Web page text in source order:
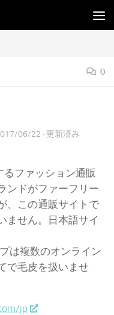
0
06/22 · 更新済み
るファッション通販
ンドがファーフリー
、この通販サイトで
ません。日本語サイ
は複数のオンライン
で毛皮を扱いませ
jp